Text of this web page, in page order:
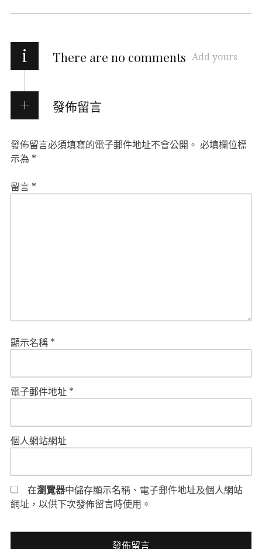
i There are no comments Add yours
發佈留言
發佈留言必須填寫的電子郵件地址不會公開。 必填欄位標
示為 *
留言 *
顯示名稱 *
電子郵件地址 *
個人網站網址
在瀏覽器中儲存顯示名稱、電子郵件地址及個人網站
網址，以供下次發佈留言時使用。